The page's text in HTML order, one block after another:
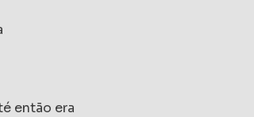
então era